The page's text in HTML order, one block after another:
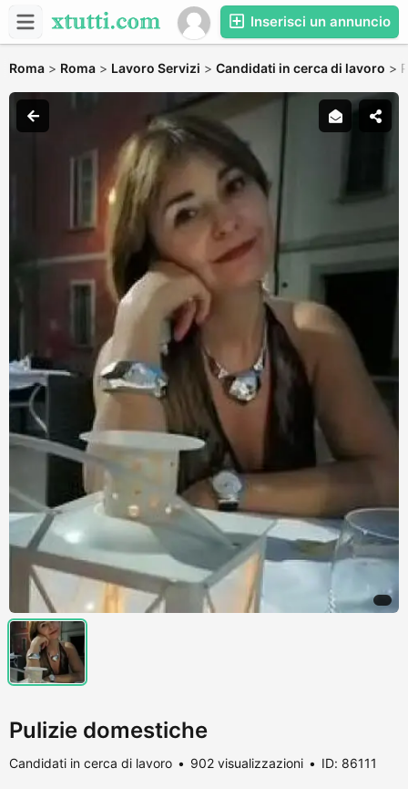
Inserisci un annuncio
Roma > Roma > Lavoro Servizi > Candidati in cerca di lavoro >
Pulizie domestiche
Candidati in cerca di lavoro 902 visualizzazioni ID: 86111